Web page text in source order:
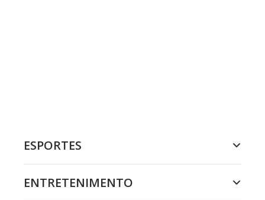
ESPORTES
ENTRETENIMENTO